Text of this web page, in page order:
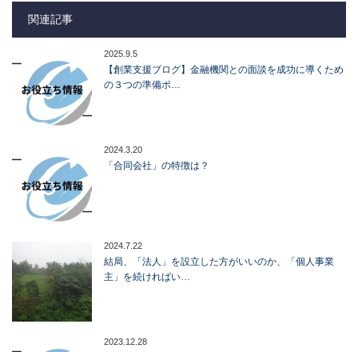
関連記事
2025.9.5
【創業支援ブログ】金融機関との面談を成功に導くため
の３つの準備ポ…
2024.3.20
「合同会社」の特徴は？
2024.7.22
結局、「法人」を設立した方がいいのか、「個人事業
主」を続ければい…
2023.12.28